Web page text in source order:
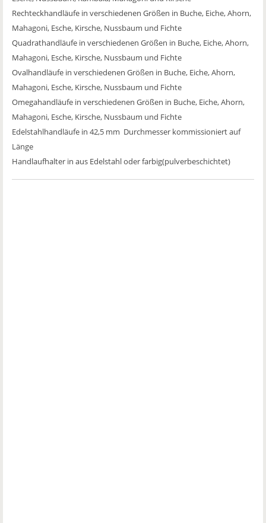
Rechteckhandläufe in verschiedenen Größen in Buche, Eiche, Ahorn,
Mahagoni, Esche, Kirsche, Nussbaum und Fichte
Quadrathandläufe in verschiedenen Größen in Buche, Eiche, Ahorn,
Mahagoni, Esche, Kirsche, Nussbaum und Fichte
Ovalhandläufe in verschiedenen Größen in Buche, Eiche, Ahorn,
Mahagoni, Esche, Kirsche, Nussbaum und Fichte
Omegahandläufe in verschiedenen Größen in Buche, Eiche, Ahorn,
Mahagoni, Esche, Kirsche, Nussbaum und Fichte
Edelstahlhandläufe in 42,5 mm Durchmesser kommissioniert auf
Länge
Handlaufhalter in aus Edelstahl oder farbig(pulverbeschichtet)